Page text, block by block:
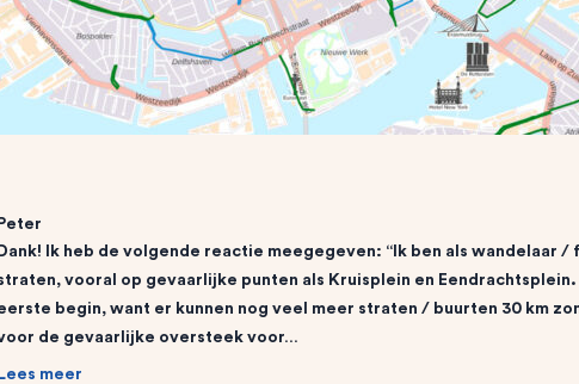
Ik heb de volgende reactie meegegeven: “Ik ben als wandelaar
vooral op gevaarlijke punten als Kruisplein en Eendrachtsplein.
begin, want er kunnen nog veel meer straten / buurten 30 km
de gevaarlijke oversteek voor…
meer